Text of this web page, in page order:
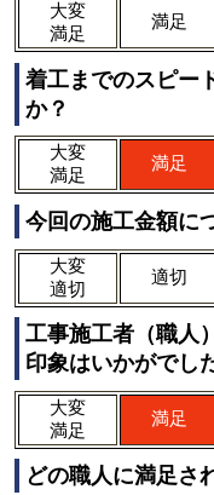
大変
満足
満足
着工までのスピー
か？
大変
満足
満足
今回の施工金額に
大変
適切
適切
工事施工者（職人
印象はいかがでし
大変
満足
満足
どの職人に満足さ